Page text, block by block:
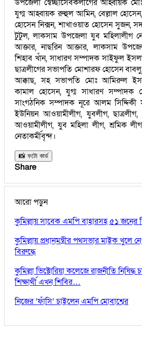
উপজেলা স্বেচ্ছাসেবকলীগের আহ্বায়ক
যুগ্ম আহ্বায়ক রুহুল আমিন, বেল্লাল
হোসেন নিক্সন, শাখাওয়াত হোসেন সুজন,
টুটুল, লাকসাম উপজেলা যুব মহিলালীগ
আক্তার, নাছরিন আক্তার, লাকসাম
শিহাব খাঁন, সাধারণ সম্পাদক সাইফুল
ছাত্রলীগের সভাপতি মোশারফ হোসেন
আক্কাছ, সহ সভাপতি মোঃ আমিরুল
কামাল হোসেন, যুগ্ম সাধারণ সম্পাদক
সাংগঠনিক সম্পাদক নূরে আলম
ইউনিয়ন আওয়ামীলীগ, যুবলীগ, ছাত্রলীগ,
আওয়ামীলীগ, যুব মহিলা লীগ, শ্রমিক
নেতাকর্মীবৃন্দ।
📸 ফটো কার্ড
Share
আরো পড়ুন
কুমিল্লায় সাবেক এমপি বাহারসহ ৫১ জনের
কুমিল্লায় প্রধানমন্ত্রীর পথসভার মাইক
বিরুদ্ধে
কুমিল্লা ভিক্টোরিয়া কলেজে রাজনীতি নিষিদ্ধ
শিক্ষার্থী এখন শিবির…
নিজের ‘ফাঁসি’ চাইলেন এমপি মোবাশ্বের